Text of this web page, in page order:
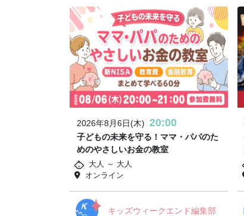
2026年8月6日(木) 20:00
子どもの未来を守る！ママ・パパのた
めのやさしいお金の教室
大人 ～ 大人
オンライン
キッズウィークエンド編集部